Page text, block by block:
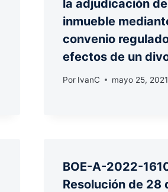
la adjudicación
inmueble
convenio
efectos de un
Por IvanC mayo 25, 2021
BOE-A-2022-
Resolución de 28